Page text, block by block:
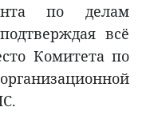
по делам
всё
Комитета по